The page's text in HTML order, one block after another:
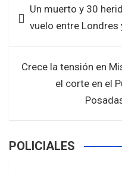
o
o
k
A
p
p
de Un muerto y 30
vuelo entre Londres
Crece la tensión en
el corte en el
POLICIALES